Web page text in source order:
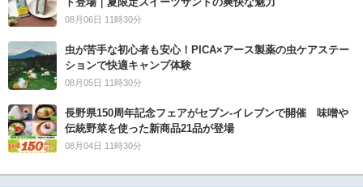
08月06日 11時30分
虫が苦手な初心者も安心！PICA×アース製薬の虫ケアステー
ションで快適キャンプ体験
08月05日 11時30分
長野県150周年記念フェアがセブン-イレブンで開催 味噌や
伝統野菜を使った新商品21品が登場
08月04日 11時30分